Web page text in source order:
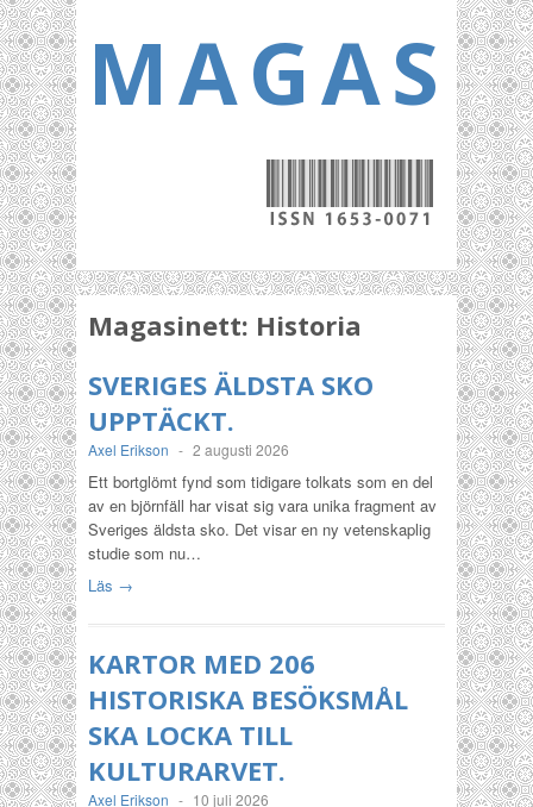
Magasinett: Historia
SVERIGES ÄLDSTA SKO
UPPTÄCKT.
Axel Erikson - 2 augusti 2026
Ett bortglömt fynd som tidigare tolkats som en del
av en björnfäll har visat sig vara unika fragment av
Sveriges äldsta sko. Det visar en ny vetenskaplig
studie som nu…
Läs →
KARTOR MED 206
HISTORISKA BESÖKSMÅL
SKA LOCKA TILL
KULTURARVET.
Axel Erikson - 10 juli 2026